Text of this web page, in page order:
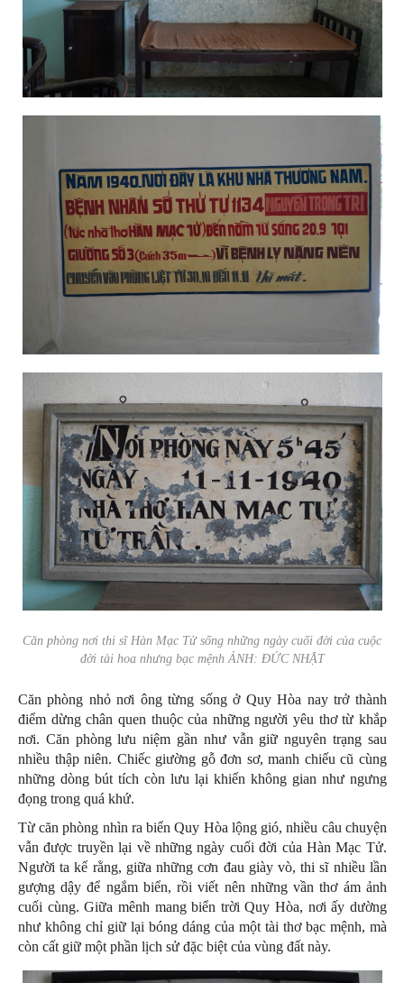
Căn phòng nơi thi sĩ Hàn Mạc Tử sống những ngày cuối đời của cuộc
đời tài hoa nhưng bạc mệnh ẢNH: ĐỨC NHẬT
Căn phòng nhỏ nơi ông từng sống ở Quy Hòa nay trở thành
điểm dừng chân quen thuộc của những người yêu thơ từ khắp
nơi. Căn phòng lưu niệm gần như vẫn giữ nguyên trạng sau
nhiều thập niên. Chiếc giường gỗ đơn sơ, manh chiếu cũ cùng
những dòng bút tích còn lưu lại khiến không gian như ngưng
đọng trong quá khứ.
Từ căn phòng nhìn ra biển Quy Hòa lộng gió, nhiều câu chuyện
vẫn được truyền lại về những ngày cuối đời của Hàn Mạc Tử.
Người ta kể rằng, giữa những cơn đau giày vò, thi sĩ nhiều lần
gượng dậy để ngắm biển, rồi viết nên những vần thơ ám ảnh
cuối cùng. Giữa mênh mang biển trời Quy Hòa, nơi ấy dường
như không chỉ giữ lại bóng dáng của một tài thơ bạc mệnh, mà
còn cất giữ một phần lịch sử đặc biệt của vùng đất này.